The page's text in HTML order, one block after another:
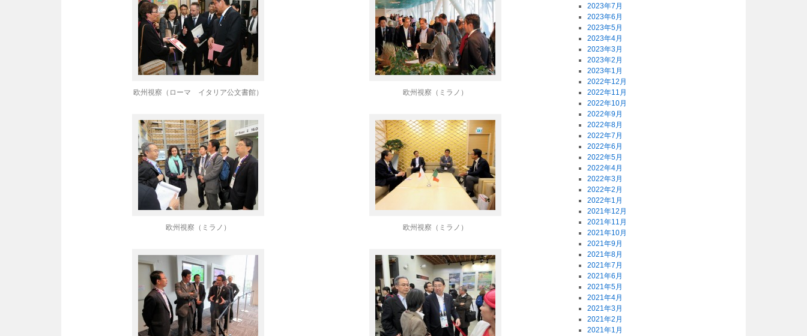
欧州視察（ローマ イタリア公文書館） 欧州視察（ミラノ）
欧州視察（ミラノ） 欧州視察（ミラノ）
2023年7月
2023年6月
2023年5月
2023年4月
2023年3月
2023年2月
2023年1月
2022年12月
2022年11月
2022年10月
2022年9月
2022年8月
2022年7月
2022年6月
2022年5月
2022年4月
2022年3月
2022年2月
2022年1月
2021年12月
2021年11月
2021年10月
2021年9月
2021年8月
2021年7月
2021年6月
2021年5月
2021年4月
2021年3月
2021年2月
2021年1月